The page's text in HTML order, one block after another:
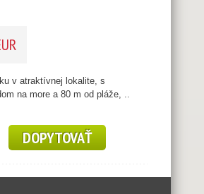
v atraktívnej lokalite, s
na more a 80 m od pláže, ..
DOPYTOVAŤ